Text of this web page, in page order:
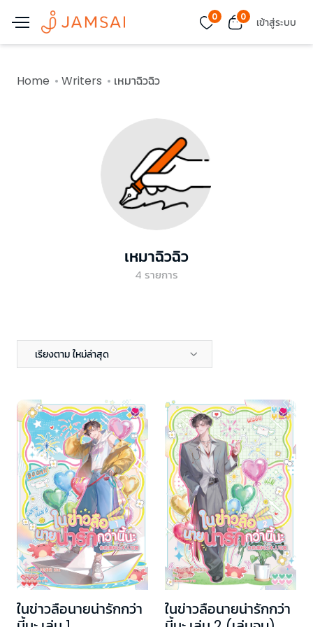
0 0 เข้าสู่ระบบ
Home Writers เหมาฉิวฉิว
เหมาฉิวฉิว
4 รายการ
เรียงตาม ใหม่ล่าสุด
ในข่าวลือนายน่ารักกว่า
ในข่าวลือนายน่ารักกว่า